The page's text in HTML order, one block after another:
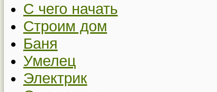
С чего начать
Строим дом
Баня
Умелец
Электрик